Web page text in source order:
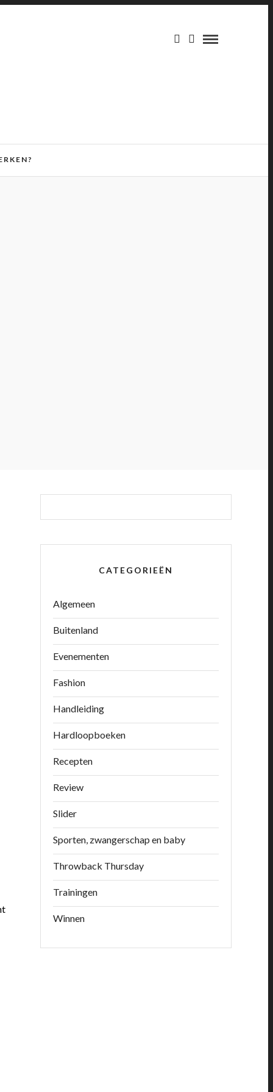
CATEGORIEËN
Algemeen
Buitenland
Evenementen
Fashion
Handleiding
Hardloopboeken
Recepten
Review
Slider
Sporten, zwangerschap en baby
Throwback Thursday
Trainingen
Winnen